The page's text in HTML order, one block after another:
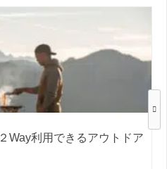
Way利用できるアウトドア